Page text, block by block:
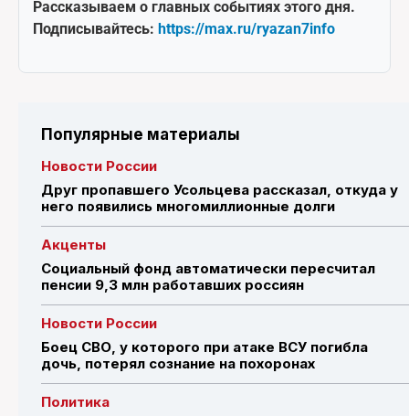
Рассказываем о главных событиях этого дня.
Подписывайтесь: https://max.ru/ryazan7info
Популярные материалы
Новости России
Друг пропавшего Усольцева рассказал, откуда у
него появились многомиллионные долги
Акценты
Социальный фонд автоматически пересчитал
пенсии 9,3 млн работавших россиян
Новости России
Боец СВО, у которого при атаке ВСУ погибла
дочь, потерял сознание на похоронах
Политика